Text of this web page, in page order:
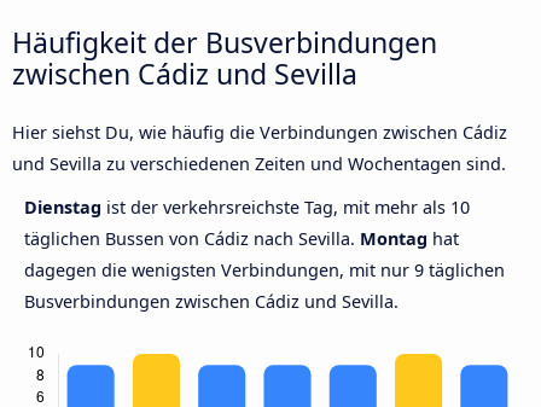
Häufigkeit der Busverbindungen
zwischen Cádiz und Sevilla
Hier siehst Du, wie häufig die Verbindungen zwischen Cádiz
und Sevilla zu verschiedenen Zeiten und Wochentagen sind.
Dienstag ist der verkehrsreichste Tag, mit mehr als 10
täglichen Bussen von Cádiz nach Sevilla. Montag hat
dagegen die wenigsten Verbindungen, mit nur 9 täglichen
Busverbindungen zwischen Cádiz und Sevilla.